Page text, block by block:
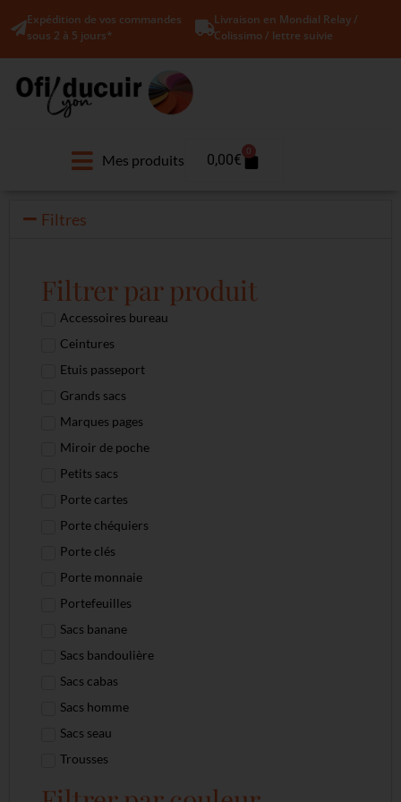
Expédition de vos commandes
sous 2 à 5 jours*
Livraison en Mondial Relay /
Colissimo / lettre suivie
Mes produits 0,00€
0
Filtres
Filtrer par produit
Accessoires bureau
Ceintures
Etuis passeport
Grands sacs
Marques pages
Miroir de poche
Petits sacs
Porte cartes
Porte chéquiers
Porte clés
Porte monnaie
Portefeuilles
Sacs banane
Sacs bandoulière
Sacs cabas
Sacs homme
Sacs seau
Trousses